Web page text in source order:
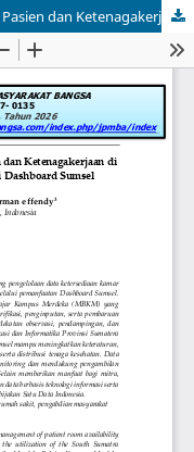
Pengelolaan Data Ketersediaan Kamar Pasien dan Ketenagakerjaan di Rumah Sakit Jiwa Ernaldi Bahar Melalui Dashboard Sumsel